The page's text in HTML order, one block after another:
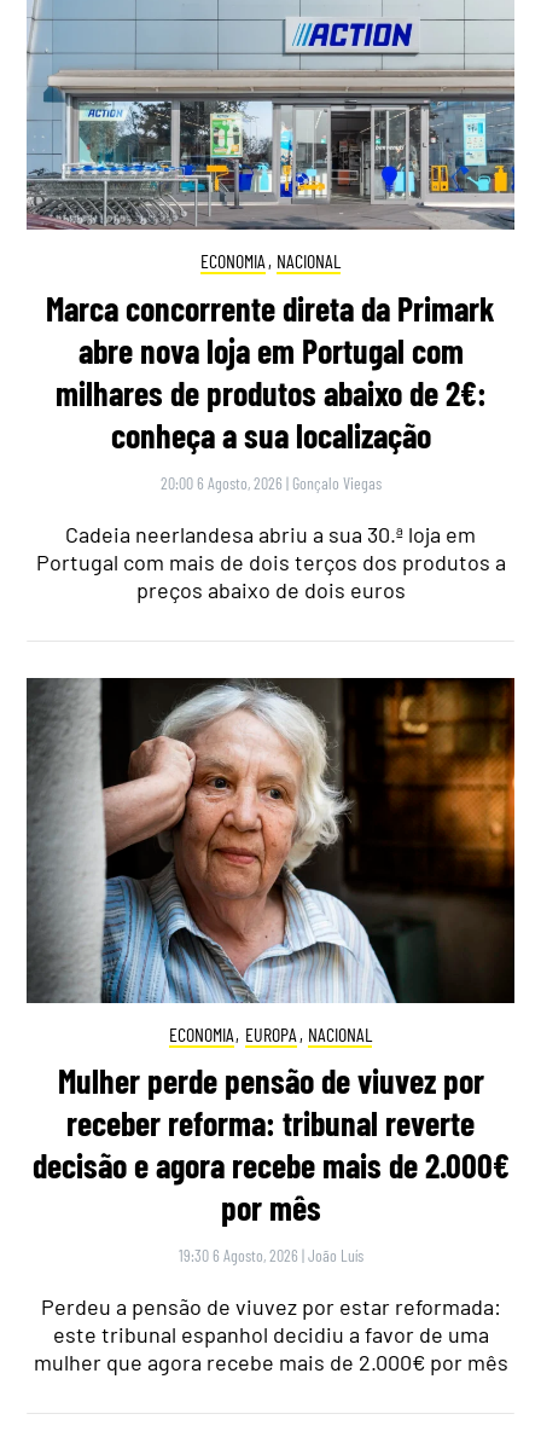
ECONOMIA , NACIONAL
Marca concorrente direta da Primark
abre nova loja em Portugal com
milhares de produtos abaixo de 2€:
conheça a sua localização
20:00 6 Agosto, 2026 | Gonçalo Viegas
Cadeia neerlandesa abriu a sua 30.ª loja em
Portugal com mais de dois terços dos produtos a
preços abaixo de dois euros
ECONOMIA, EUROPA , NACIONAL
Mulher perde pensão de viuvez por
receber reforma: tribunal reverte
decisão e agora recebe mais de 2.000€
por mês
19:30 6 Agosto, 2026 |João Luís
Perdeu a pensão de viuvez por estar reformada:
este tribunal espanhol decidiu a favor de uma
mulher que agora recebe mais de 2.000€ por mês